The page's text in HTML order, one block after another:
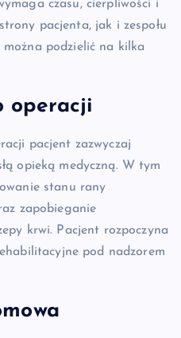
czasu, cierpliwości i
pacjenta, jak i zespołu
podzielić na kilka
operacji
pacjent zazwyczaj
opieką medyczną. W tym
stanu rany
zapobieganie
krwi. Pacjent rozpoczyna
pod nadzorem